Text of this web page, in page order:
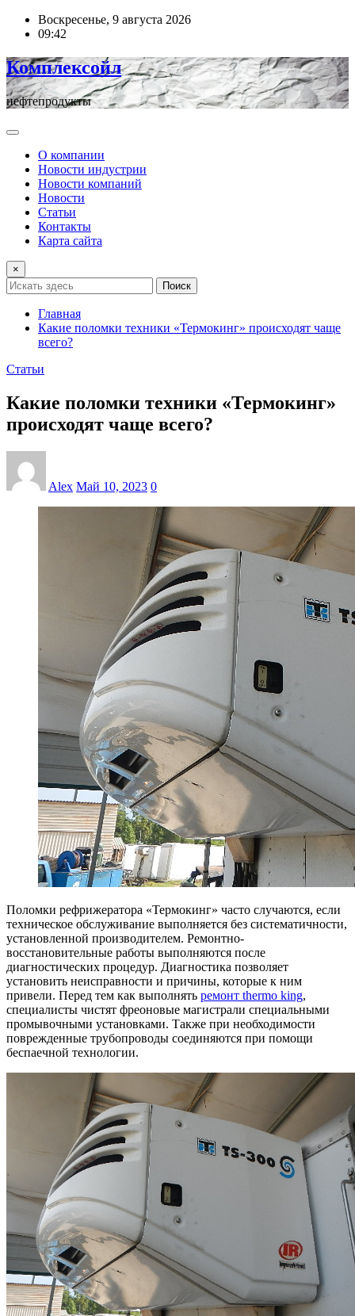
ПерейтиВоскресенье, 9 августа 2026
09:42
Комплексойл
нефтепродукты
О компании
Новости индустрии
Новости компаний
Новости
Статьи
Контакты
Карта сайта
×
Поиск
Главная
Какие поломки техники «Термокинг» происходят чаще
всего?
Статьи
Какие поломки техники «Термокинг»
происходят чаще всего?
Alex Май 10, 2023 0
Поломки рефрижератора «Термокинг» часто случаются, если
техническое обслуживание выполняется без систематичности,
установленной производителем. Ремонтно-
восстановительные работы выполняются после
диагностических процедур. Диагностика позволяет
установить неисправности и причины, которые к ним
привели. Перед тем как выполнять ремонт thermo king,
специалисты чистят фреоновые магистрали специальными
промывочными установками. Также при необходимости
поврежденные трубопроводы соединяются при помощи
беспаечной технологии.